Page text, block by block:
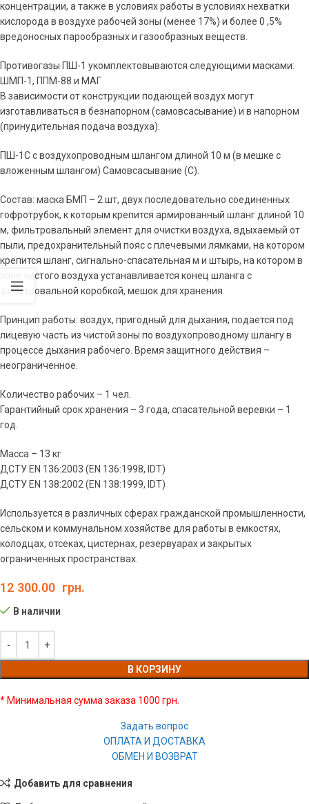
концентрации, а также в условиях работы в условиях нехватки
кислорода в воздухе рабочей зоны (менее 17%) и более 0 ,5%
вредоносных парообразных и газообразных веществ.
Противогазы ПШ-1 укомплектовываются следующими масками:
ШМП-1, ППМ-88 и МАГ
В зависимости от конструкции подающей воздух могут
изготавливаться в безнапорном (самовсасывание) и в напорном
(принудительная подача воздуха).
ПШ-1С с воздухопроводным шлангом длиной 10 м (в мешке с
вложенным шлангом) Самовсасывание (С).
Состав: маска БМП – 2 шт, двух последовательно соединенных
гофротрубок, к которым крепится армированный шланг длиной 10
м, фильтровальный элемент для очистки воздуха, вдыхаемый от
пыли, предохранительный пояс с плечевыми лямками, на котором
крепится шланг, сигнально-спасательная м и штырь, на котором в
зоне чистого воздуха устанавливается конец шланга с
фильтровальной коробкой, мешок для хранения.
Принцип работы: воздух, пригодный для дыхания, подается под
лицевую часть из чистой зоны по воздухопроводному шлангу в
процессе дыхания рабочего. Время защитного действия –
неограниченное.
Количество рабочих – 1 чел.
Гарантийный срок хранения – 3 года, спасательной веревки – 1
год.
Масса – 13 кг
ДСТУ EN 136:2003 (EN 136:1998, IDT)
ДСТУ EN 138:2002 (EN 138:1999, IDT)
Используется в различных сферах гражданской промышленности,
сельском и коммунальном хозяйстве для работы в емкостях,
колодцах, отсеках, цистернах, резервуарах и закрытых
ограниченных пространствах.
12 300.00 грн.
В наличии
В КОРЗИНУ
* Минимальная сумма заказа 1000 грн.
Задать вопрос
ОПЛАТА И ДОСТАВКА
ОБМЕН И ВОЗВРАТ
Добавить для сравнения